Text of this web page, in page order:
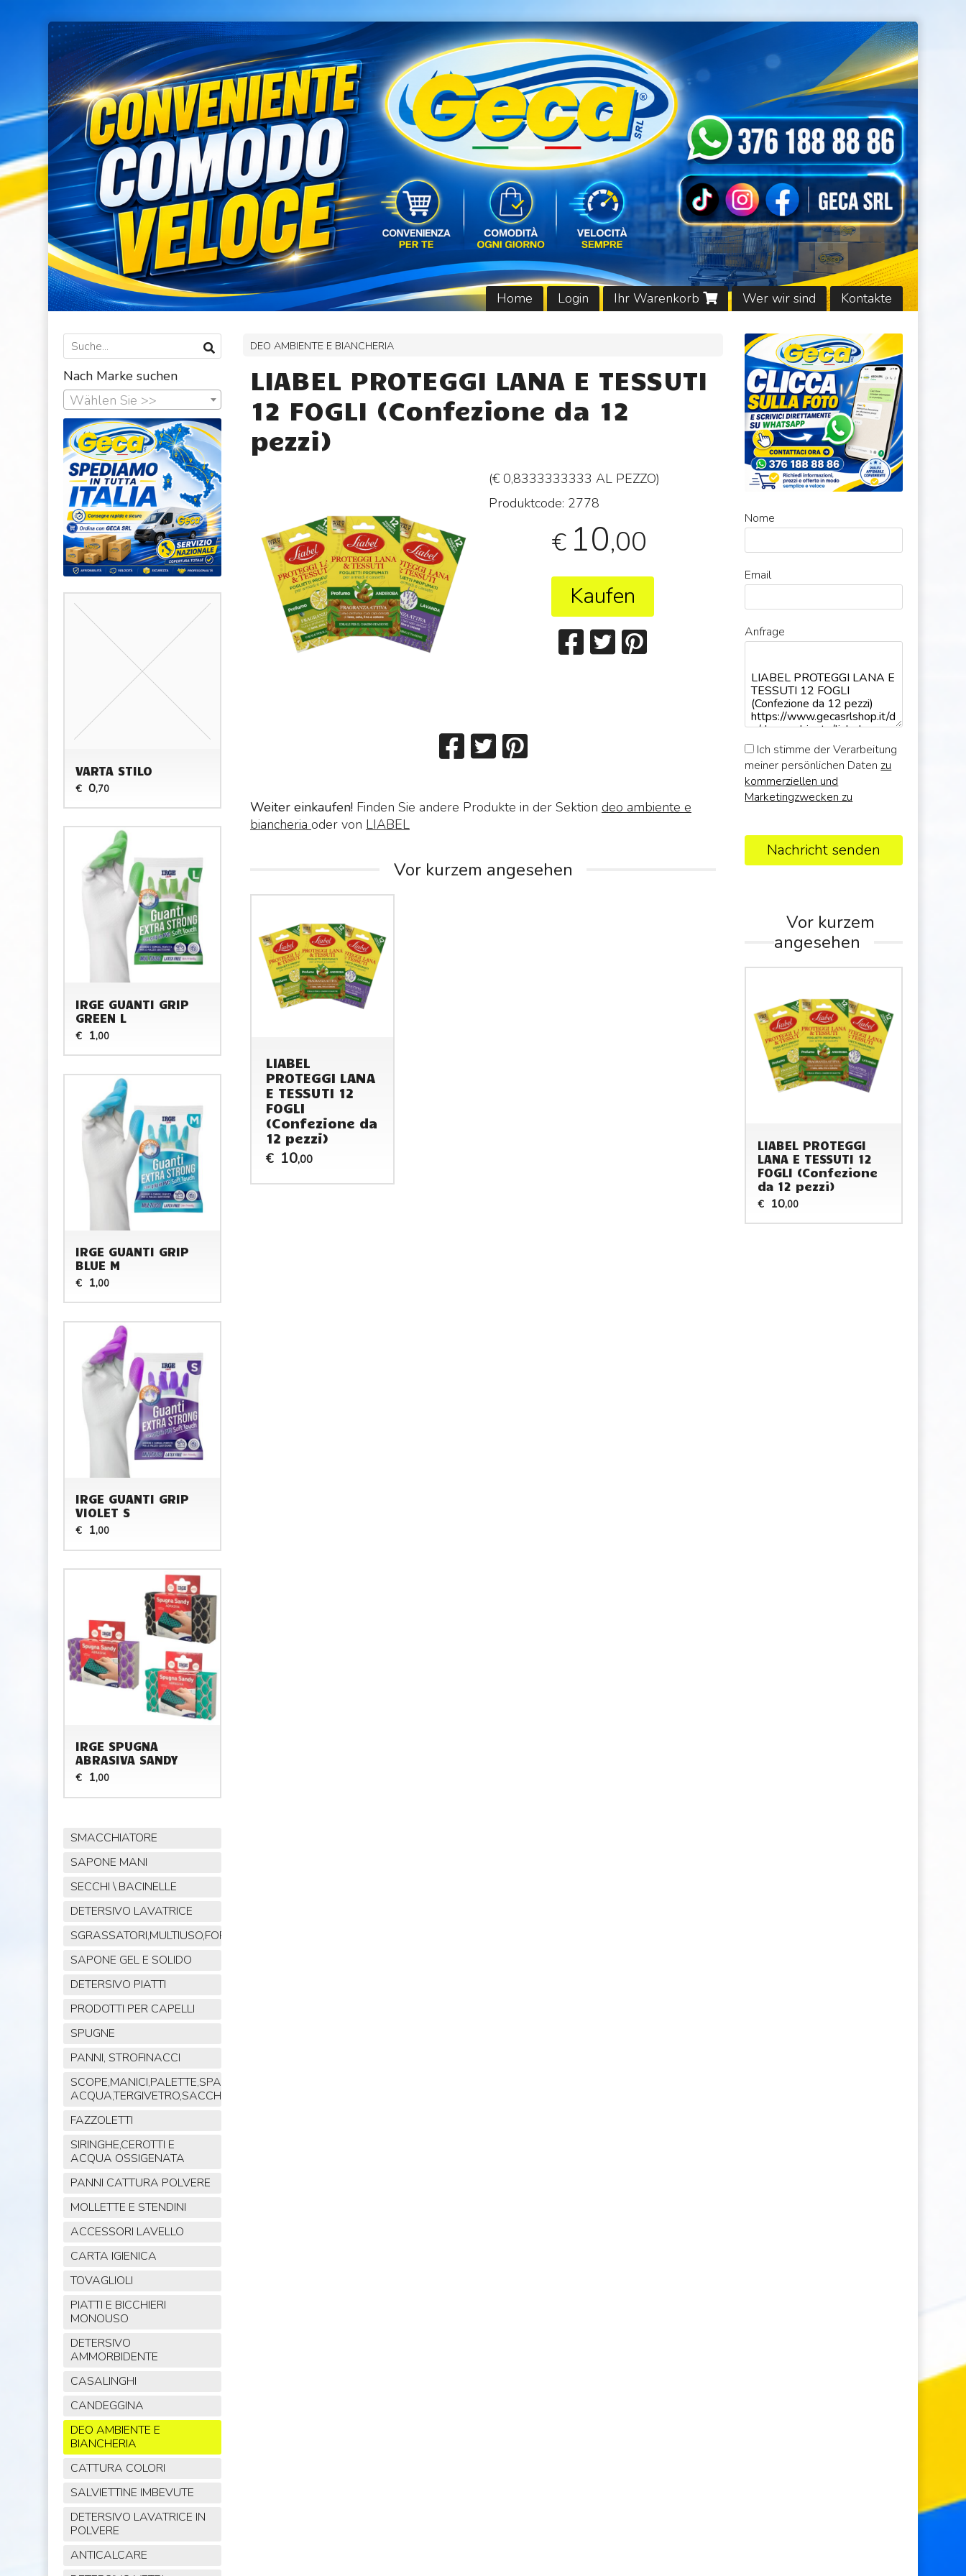
Home Login Ihr Warenkorb Wer wir sind Kontakte
DEO AMBIENTE E BIANCHERIA
LIABEL PROTEGGI LANA E TESSUTI
12 FOGLI (Confezione da 12
pezzi)
(€ 0,8333333333 AL PEZZO)
Produktcode: 2778
€ 10,00
Kaufen
Weiter einkaufen!Finden Sie andere Produkte in der Sektion deo ambiente e
biancheria oder von LIABEL
Vor kurzem angesehen
LIABEL
PROTEGGI LANA
E TESSUTI 12
FOGLI
(Confezione da
12 pezzi)
€ 10,00
Nach Marke suchen
Wählen Sie >>
VARTA STILO
€ 0,70
IRGE GUANTI GRIP
GREEN L
€ 1,00
IRGE GUANTI GRIP
BLUE M
€ 1,00
IRGE GUANTI GRIP
VIOLET S
€ 1,00
IRGE SPUGNA
ABRASIVA SANDY
€ 1,00
SMACCHIATORE
SAPONE MANI
SECCHI \ BACINELLE
DETERSIVO LAVATRICE
SGRASSATORI,MULTIUSO,FORNO,POLVERE,VETRI,AMMONIACA
SAPONE GEL E SOLIDO
DETERSIVO PIATTI
PRODOTTI PER CAPELLI
SPUGNE
PANNI, STROFINACCI
SCOPE,MANICI,PALETTE,SPAZZOLE,TIRA
ACQUA,TERGIVETRO,SACCHI,MOP
FAZZOLETTI
SIRINGHE,CEROTTI E
ACQUA OSSIGENATA
PANNI CATTURA POLVERE
MOLLETTE E STENDINI
ACCESSORI LAVELLO
CARTA IGIENICA
TOVAGLIOLI
PIATTI E BICCHIERI
MONOUSO
DETERSIVO
AMMORBIDENTE
CASALINGHI
CANDEGGINA
DEO AMBIENTE E
BIANCHERIA
CATTURA COLORI
SALVIETTINE IMBEVUTE
DETERSIVO LAVATRICE IN
POLVERE
ANTICALCARE
Nome
Email
Anfrage
Ich stimme der Verarbeitung
meiner persönlichen Daten zu
kommerziellen und
Marketingzwecken zu
Nachricht senden
Vor kurzem
angesehen
LIABEL PROTEGGI
LANA E TESSUTI 12
FOGLI (Confezione
da 12 pezzi)
€ 10,00